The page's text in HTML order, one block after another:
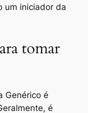
um iniciador da
tomar
Genérico é
é